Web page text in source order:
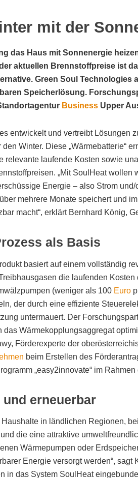
mit der
das Haus mit Sonnenergie
aktuellen Brennstoffpreise ist
Green Soul Technologies
Speicherlösung.
Business Upper
entwickelt und vertreibt Lösungen
Winter. Diese „Wärmebatterie“
relevante laufende Kosten sowie
„Mit SoulHeat
Energie – also Strom
mehrere Monate speichert und
macht“, erklärt Bernhard König,
als Basis
basiert auf einem vollständig
die laufenden
(weniger als 100 Euro
der durch eine effiziente
untermauert. Der
das Wärmekopplungsaggregat
Förderexperte der
beim Erstellen des
„easy2innovate“ im
erneuerbar
in ländlichen Regionen,
die eine attraktive
Wärmepumpen oder
Energie versorgt werden“,
in das System SoulHeat